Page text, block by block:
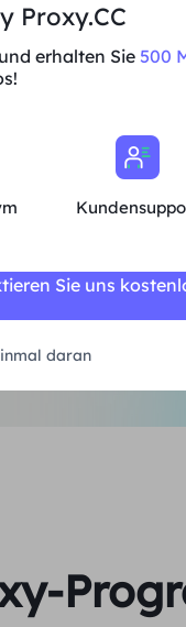
Proxys
Geschwindigkeiten,
Proxy.CC
erhalten Sie 500
Sie uns
daran